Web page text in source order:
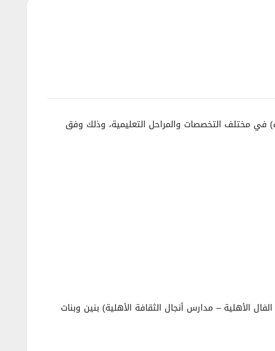
في مختلف التخصصات والمراحل التعليمية، وذلك وفق
الأهلية – مدارس أنجال الثقافة الأهلية) بنين وبنات